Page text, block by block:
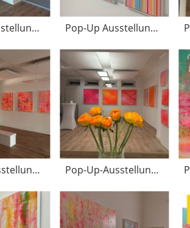
Pop-Up Ausstellung April 2025 Pop-Up Ausstellung März 2025
Pop-Up-Ausstellung März 2025 Pop-Up-Ausstellung Februar 2025